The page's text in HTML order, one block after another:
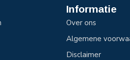
Informatie
Over ons
Algemene
Disclaimer